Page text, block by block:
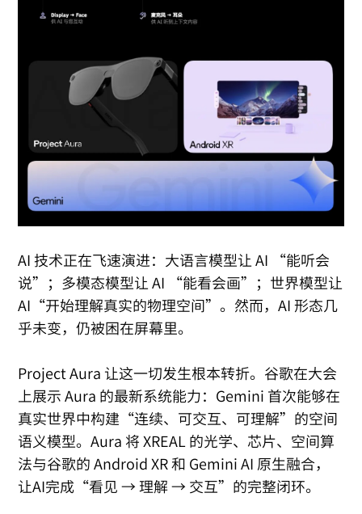
AI 技术正在飞速演进：大语言模型让 AI “能听会
说”；多模态模型让 AI “能看会画”；世界模型让
AI“开始理解真实的物理空间”。然而，AI 形态几
乎未变，仍被困在屏幕里。
Project Aura 让这一切发生根本转折。谷歌在大会
上展示 Aura 的最新系统能力：Gemini 首次能够在
真实世界中构建“连续、可交互、可理解”的空间
语义模型。Aura 将 XREAL 的光学、芯片、空间算
法与谷歌的 Android XR 和 Gemini AI 原生融合，
让AI完成“看见 → 理解 → 交互”的完整闭环。